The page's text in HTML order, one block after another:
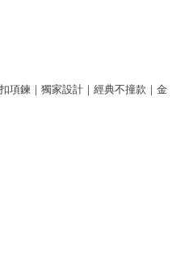
項鍊｜獨家設計｜經典不撞款｜金